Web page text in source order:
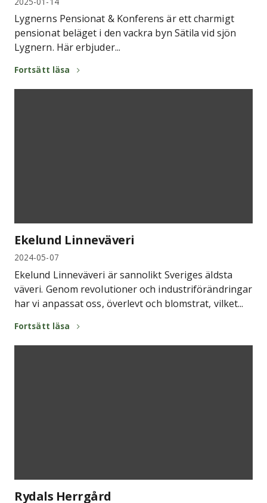
Lygnerns Pensionat & Konferens är ett charmigt
pensionat beläget i den vackra byn Sätila vid sjön
Lygnern. Här erbjuder...
Fortsätt läsa
Ekelund Linneväveri
2024-05-07
Ekelund Linneväveri är sannolikt Sveriges äldsta
väveri. Genom revolutioner och industriförändringar
har vi anpassat oss, överlevt och blomstrat, vilket...
Fortsätt läsa
Rydals Herrgård